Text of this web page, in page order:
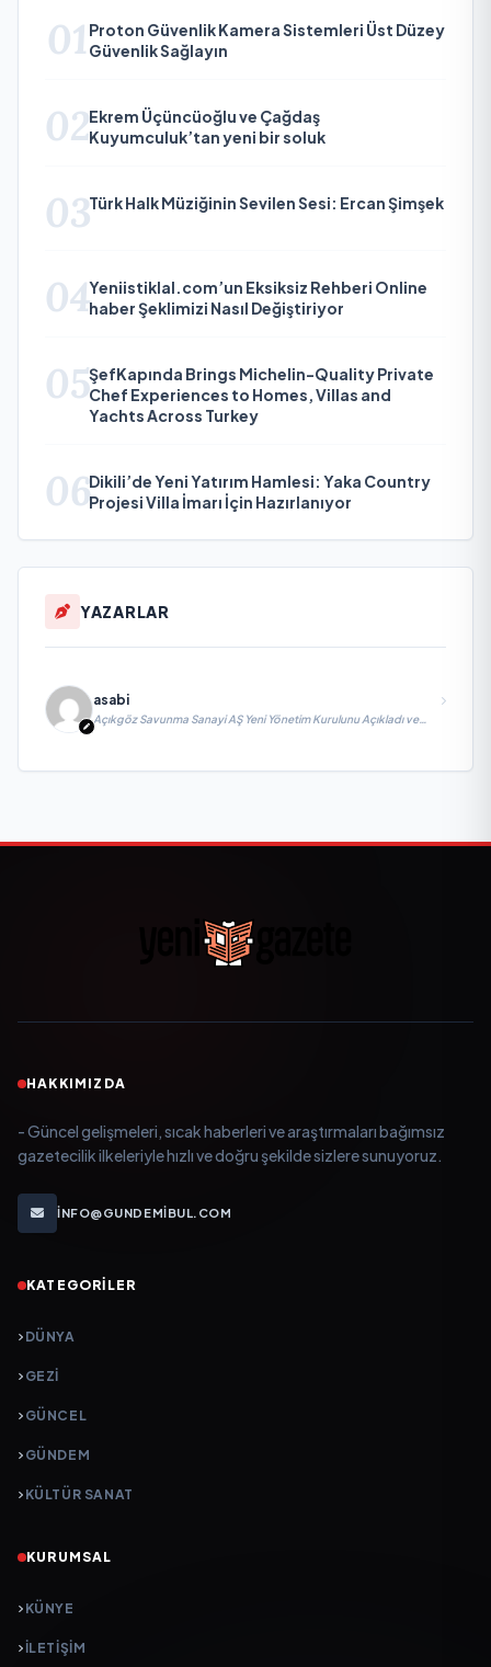
01 Proton Güvenlik Kamera Sistemleri Üst Düzey
Güvenlik Sağlayın
02Ekrem Üçüncüoğlu ve Çağdaş
Kuyumculuk’tan yeni bir soluk
03Türk Halk Müziğinin Sevilen Sesi: Ercan Şimşek
04Yeniistiklal.com’un Eksiksiz Rehberi Online
haber Şeklimizi Nasıl Değiştiriyor
05ŞefKapında Brings Michelin-Quality Private
Chef Experiences to Homes, Villas and
Yachts Across Turkey
06Dikili’de Yeni Yatırım Hamlesi: Yaka Country
Projesi Villa İmarı İçin Hazırlanıyor
YAZARLAR
asabi
Açıkgöz Savunma Sanayi AŞ Yeni Yönetim Kurulunu Açıkladı ve
HAKKIMIZDA
- Güncel gelişmeleri, sıcak haberleri ve araştırmaları bağımsız
gazetecilik ilkeleriyle hızlı ve doğru şekilde sizlere sunuyoruz.
INFO@GUNDEMIBUL.COM
KATEGORILER
DÜNYA
GEZI
GÜNCEL
GÜNDEM
KÜLTÜR SANAT
KURUMSAL
KÜNYE
İLETIŞIM